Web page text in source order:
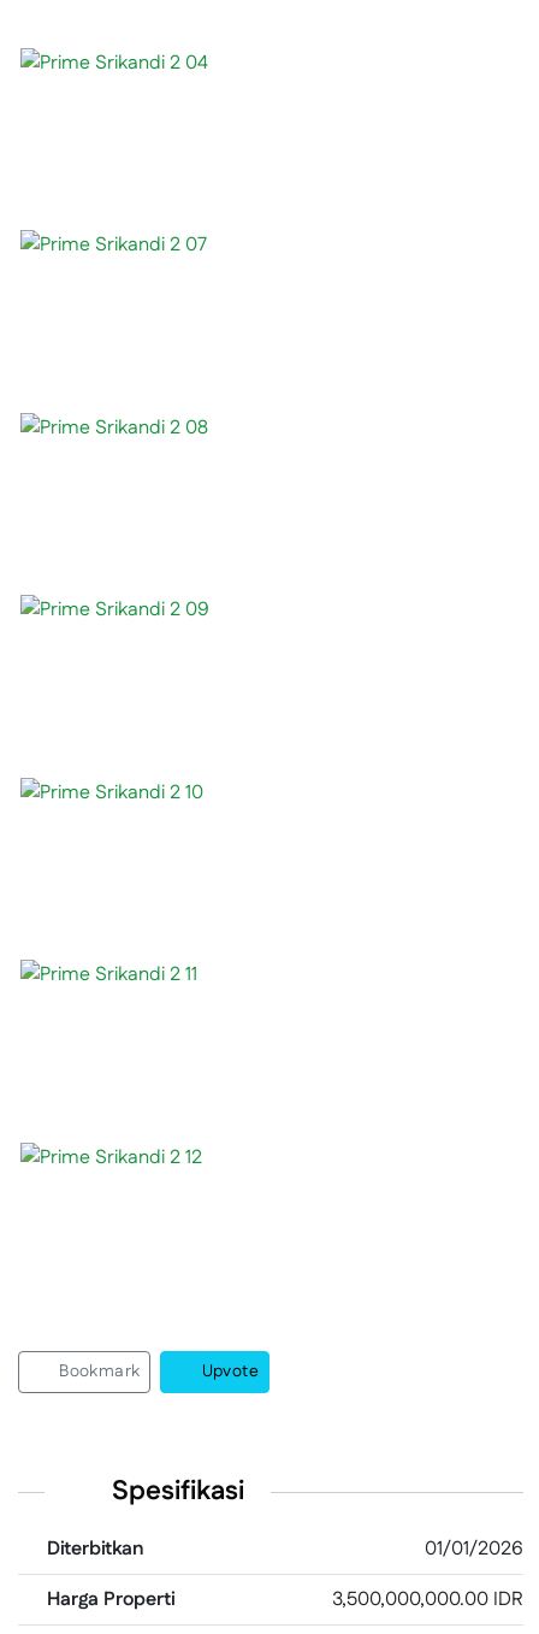
Bookmark Upvote
Spesifikasi
Diterbitkan
01/01/2026
Harga Properti
3,500,000,000.00 IDR